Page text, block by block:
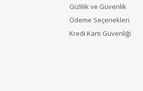
Gizlilik ve Güvenlik
Ödeme Seçenekleri
Kredi Kartı Güvenliği